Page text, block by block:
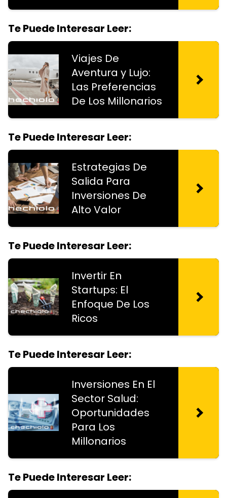
Te Puede Interesar Leer:
Viajes De
Aventura y Lujo:
Las Preferencias
De Los Millonarios
Te Puede Interesar Leer:
Estrategias De
Salida Para
Inversiones De
Alto Valor
Te Puede Interesar Leer:
Invertir En
Startups: El
Enfoque De Los
Ricos
Te Puede Interesar Leer:
Inversiones En El
Sector Salud:
Oportunidades
Para Los
Millonarios
Te Puede Interesar Leer: